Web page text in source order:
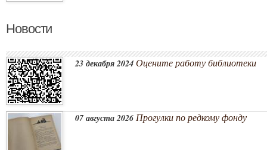
Новости
23 декабря 2024 Оцените работу библиотеки
07 августа 2026 Прогулки по редкому фонду